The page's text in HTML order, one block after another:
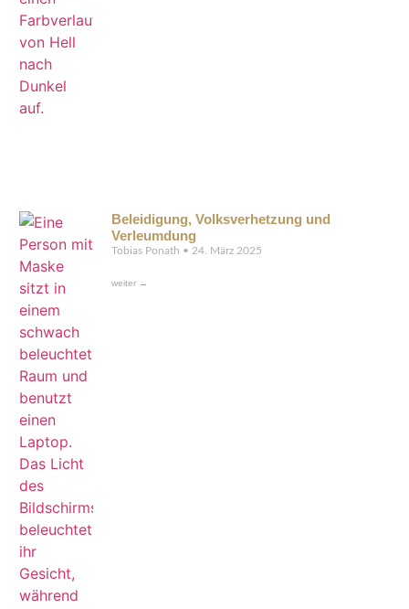
Beleidigung, Volksverhetzung und
Verleumdung
Tobias Ponath 24. März 2025
weiter →